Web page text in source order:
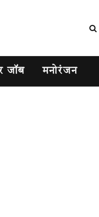
जॉब मनोरंजन